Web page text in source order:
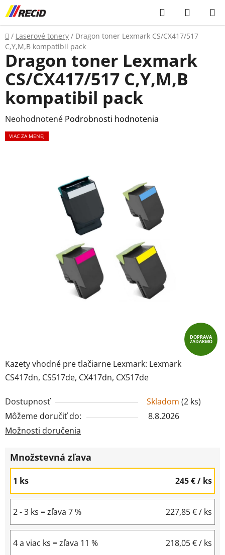
Prejsť
na
obsah
Hľadať
KOŠÍK
Domov
/ Laserové tonery / Dragon toner Lexmark CS/CX417/517
C,Y,M,B kompatibil pack
Kazety vhodné pre tlačiarne Lexmark: Lexmark
CS417dn, CS517de, CX417dn, CX517de
Dostupnosť Skladom (2 ks)
Môžeme doručiť do:
8.8.2026
Možnosti doručenia
Množstevná zľava
1 ks 245 €/ ks
2 - 3 ks = zľava 7 % 227,85 €/ ks
4 a viac ks = zľava 11 % 218,05 €/ ks
Dragon toner Lexmark
CS/CX417/517 C,Y,M,B
kompatibil pack
Priemerné
hodnotenie
Neohodnotené Podrobnosti hodnotenia
VIAC ZA MENEJ
DOPRAVA
ZADARMO